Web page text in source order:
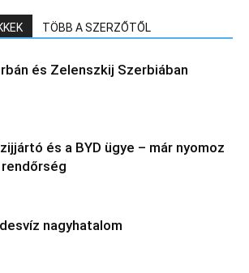
TÖBB A SZERZŐTŐL
és Zelenszkij Szerbiában
és a BYD ügye – már nyomoz
rendőrség
nagyhatalom